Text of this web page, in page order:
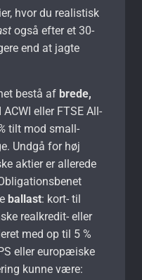
hvor du realistisk
også efter et 30-
end at jagte
bestå af brede,
ACWI eller FTSE All-
tilt mod small-
Undgå for høj
aktier er allerede
ballast: kort- til
realkredit- eller
med op til 5 %
eller europæiske
kunne være: